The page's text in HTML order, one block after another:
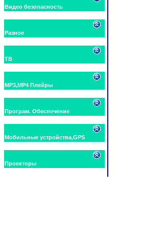
Видео безопасность
Разное
ТВ
MP3,MP4 Плейры
Програм. Обеспечение
Мобильные устройства,GPS
Проекторы